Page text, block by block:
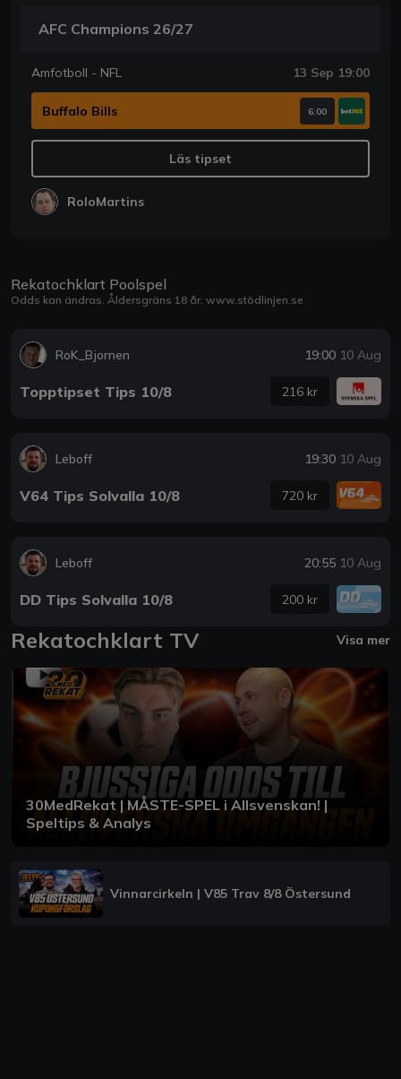
AFC Champions 26/27
Amfotboll - NFL 13 Sep 19:00
Buffalo Bills 6.00
Läs tipset
RoloMartins
Rekatochklart Poolspel
Odds kan ändras. Åldersgräns 18 år. www.stödlinjen.se
RoK_Bjornen 19:00 10 Aug
Topptipset Tips 10/8 216 kr
Leboff 19:30 10 Aug
V64 Tips Solvalla 10/8 720 kr
Leboff 20:55 10 Aug
DD Tips Solvalla 10/8 200 kr
Rekatochklart TV Visa mer
30MedRekat | MÅSTE-SPEL i Allsvenskan! |
Speltips & Analys
Vinnarcirkeln | V85 Trav 8/8 Östersund